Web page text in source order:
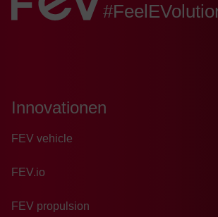
FEV:
Innovationen
FEV vehicle
FEV.io
FEV propulsion